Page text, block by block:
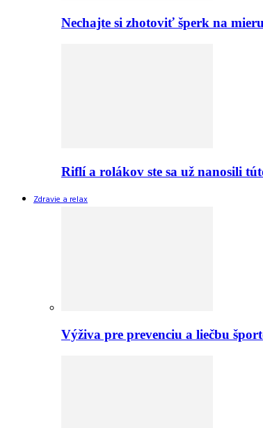
Nechajte si zhotoviť šperk na
Riflí a rolákov ste sa už nanosili
Zdravie a relax
Výživa pre prevenciu a liečbu